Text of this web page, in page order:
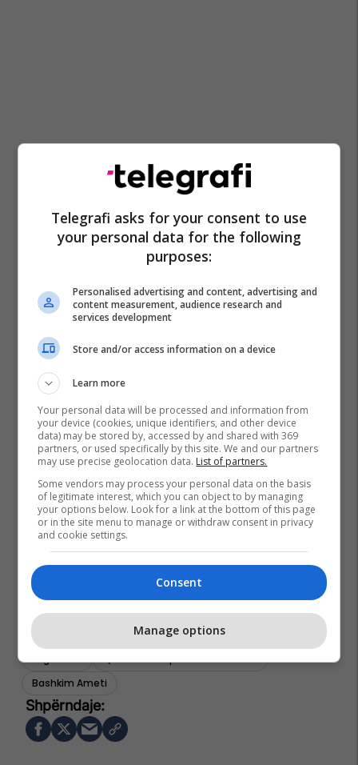
Jugohrom
Qeveria E Maqedonisë Së Veriut
Bashkim Ameti
Telegrafi asks for your consent to use
your personal data for the following
purposes:
Personalised advertising and content, advertising and
content measurement, audience research and
services development
Store and/or access information on a device
Learn more
Your personal data will be processed and information from
your device (cookies, unique identifiers, and other device
data) may be stored by, accessed by and shared with 369
partners, or used specifically by this site. We and our partners
may use precise geolocation data. List of partners.
Some vendors may process your personal data on the basis
of legitimate interest, which you can object to by managing
your options below. Look for a link at the bottom of this page
or in the site menu to manage or withdraw consent in privacy
and cookie settings.
Consent
Manage options